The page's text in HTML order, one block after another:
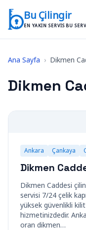
Bu Çilingir
EN YAKIN SERVIS BU
Ana Sayfa › Dikmen
Dikmen
Ankara Çankaya
Dikmen
Dikmen Caddesi
servisi 7/24 çelik
yüksek güvenlikli
hizmetinizdedir.
oran dikmen…